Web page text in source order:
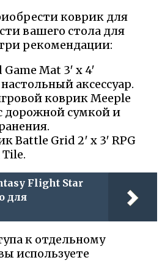
коврик для
вашего стола для
рекомендации:
Mat 3′ x 4′
аксессуар.
коврик Meeple
дорожной сумкой и
Battle Grid 2′ x 3′ RPG
Flight Star
для
к отдельному
используете